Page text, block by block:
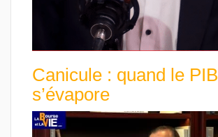
Canicule : quand le PIB
s’évapore